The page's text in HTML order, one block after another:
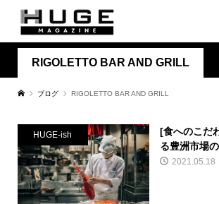
RIGOLETTO BAR AND GRILL
ブログ RIGOLETTO BAR AND GRILL
HUGE-ish
[食へのこだ
る豊洲市場
2021.05.18